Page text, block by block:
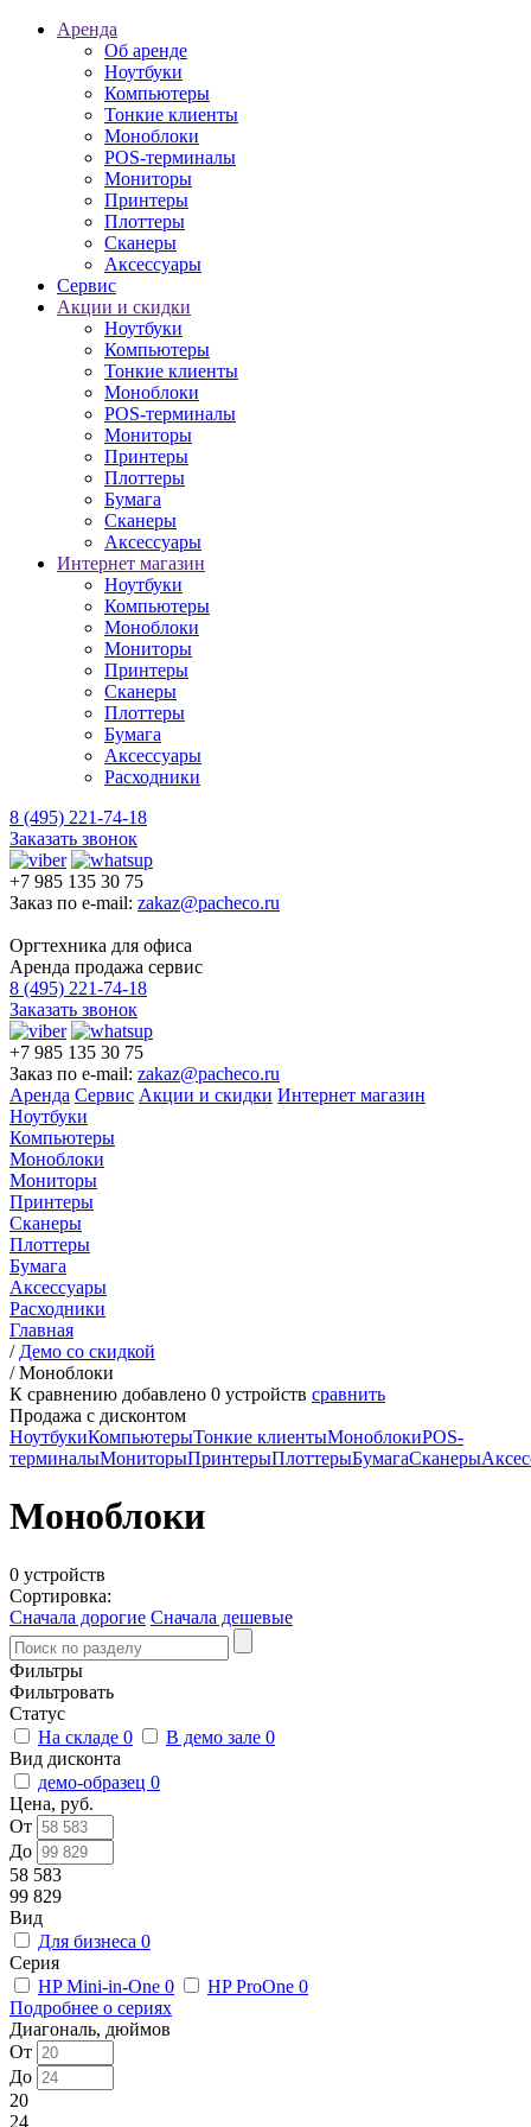
Аренда
Об аренде
Ноутбуки
Компьютеры
Тонкие клиенты
Моноблоки
POS-терминалы
Мониторы
Принтеры
Плоттеры
Сканеры
Аксессуары
Сервис
Акции и скидки
Ноутбуки
Компьютеры
Тонкие клиенты
Моноблоки
POS-терминалы
Мониторы
Принтеры
Плоттеры
Бумага
Сканеры
Аксессуары
Интернет магазин
Ноутбуки
Компьютеры
Моноблоки
Мониторы
Принтеры
Сканеры
Плоттеры
Бумага
Аксессуары
Расходники
8 (495) 221-74-18
Заказать звонок
+7 985 135 30 75
Заказ по e-mail: zakaz@pacheco.ru
Оргтехника для офиса
Аренда продажа сервис
8 (495) 221-74-18
Заказать звонок
+7 985 135 30 75
Заказ по e-mail: zakaz@pacheco.ru
Аренда Сервис Акции и скидки Интернет магазин
Ноутбуки
Компьютеры
Моноблоки
Мониторы
Принтеры
Сканеры
Плоттеры
Бумага
Аксессуары
Расходники
Главная
/ Демо со скидкой
/Моноблоки
К сравнению добавлено 0 устройств сравнить
Продажа с дисконтом
НоутбукиКомпьютерыТонкие клиентыМоноблокиPOS-
терминалыМониторыПринтерыПлоттерыБумагаСканеры
Моноблоки
0 устройств
Сортировка:
Сначала дорогие Сначала дешевые
Фильтры
Фильтровать
Статус
На складе 0 В демо зале 0
Вид дисконта
демо-образец 0
Цена, руб.
От
До
58 583
99 829
Вид
Для бизнеса 0
Серия
HP Mini-in-One 0 HP ProOne 0
Подробнее о сериях
Диагональ, дюймов
От
До
20
24